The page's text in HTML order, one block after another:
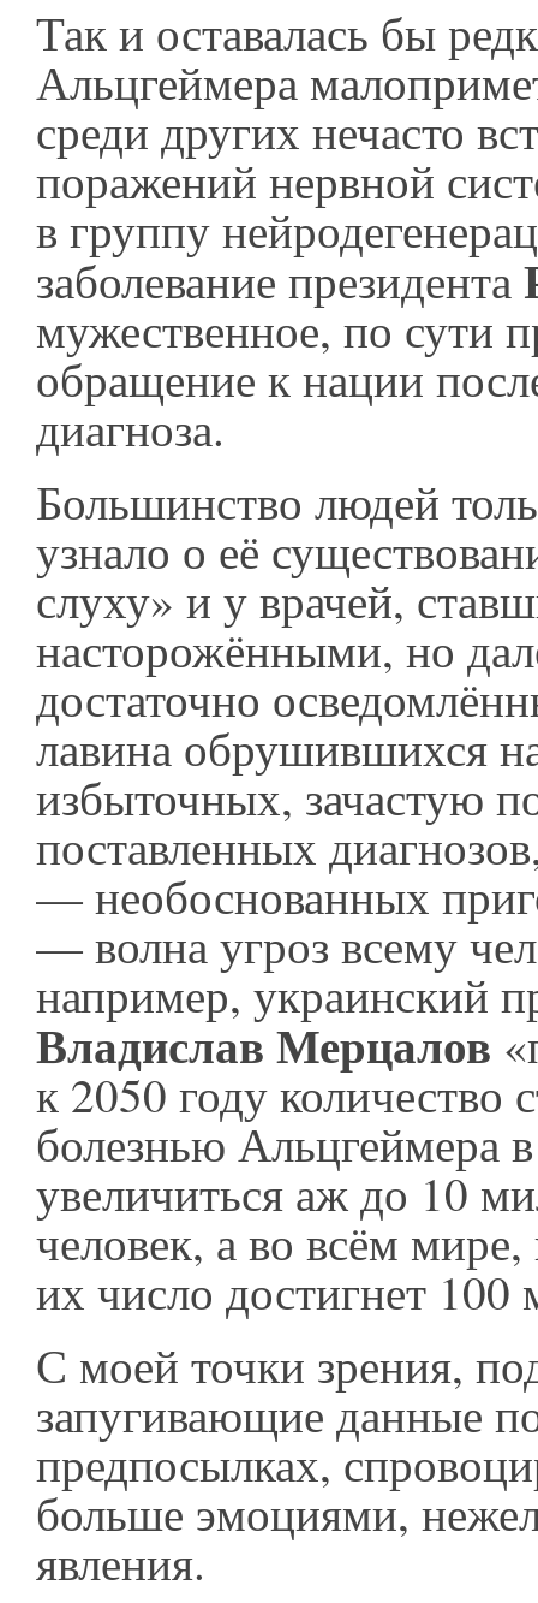
Так и оставалась бы
Альцгеймера
среди других нечасто
поражений нервной
в группу
заболевание президента
мужественное, по сути
обращение к нации
диагноза.
Большинство людей
узнало о её
слуху» и у врачей,
насторожёнными, но
достаточно
лавина обрушившихся
избыточных, зачастую
поставленных
— необоснованных
— волна угроз всему
например, украинский
Владислав Мерцалов
к 2050 году количество
болезнью
увеличиться аж до 10
человек, а во всём
их число достигнет
С моей точки зрения,
запугивающие данные
предпосылках,
больше эмоциями,
явления.